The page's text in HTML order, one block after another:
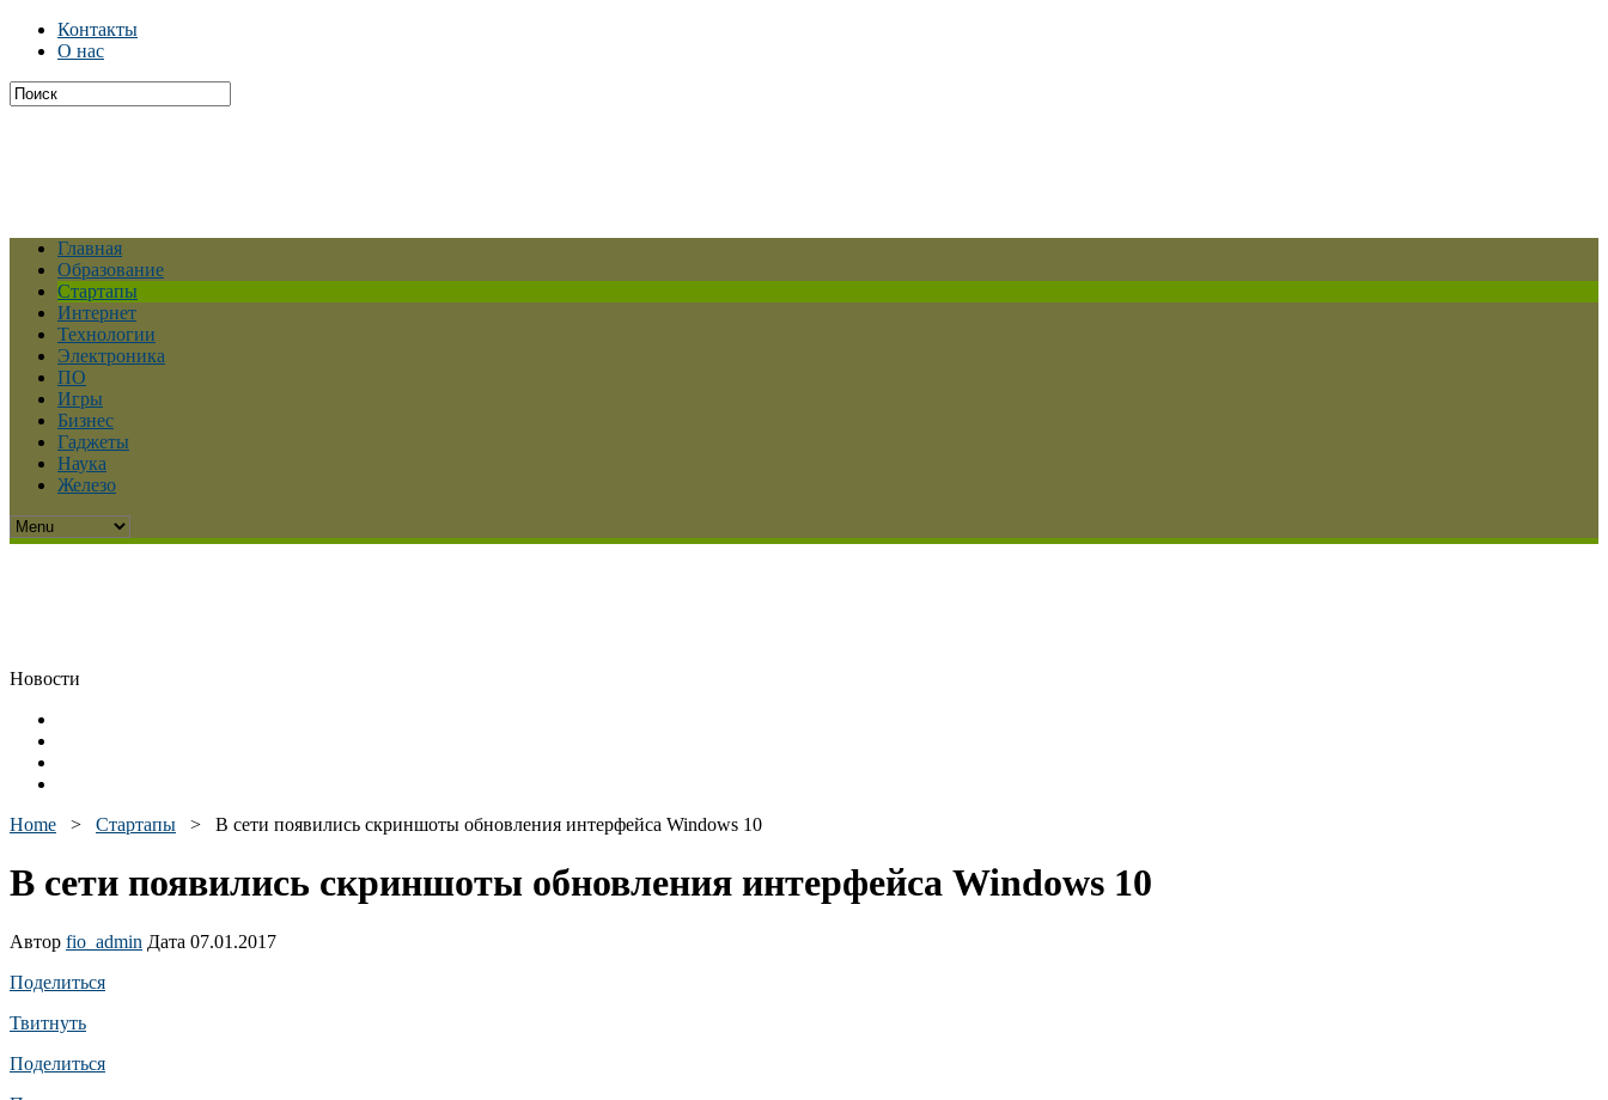
Контакты
О нас
Главная
Образование
Стартапы
Интернет
Технологии
Электроника
ПО
Игры
Бизнес
Гаджеты
Наука
Железо
Новости
Home > Стартапы > В сети появились скриншоты обновления интерфейса Windows 10
В сети появились скриншоты обновления интерфейса Windows 10
Автор fio_admin Дата 07.01.2017
Поделиться
Твитнуть
Поделиться